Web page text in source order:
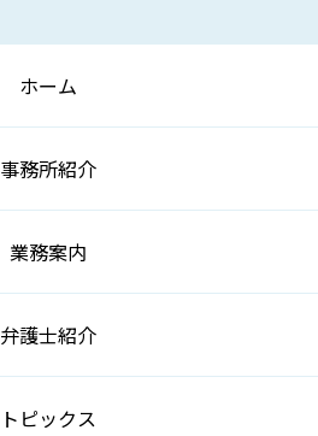
ホーム
事務所紹介
業務案内
弁護士紹介
トピックス